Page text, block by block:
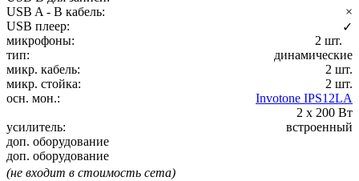
USB A - B кабель:
×
USB плеер:
✓
микрофоны:
2 шт.
тип:
динамические
микр. кабель:
2 шт.
микр. стойка:
2 шт.
осн. мон.:
Invotone IPS12LA
2 х 200 Вт
усилитель:
встроенный
доп. оборудование
доп. оборудование
(не входит в стоимость сета)